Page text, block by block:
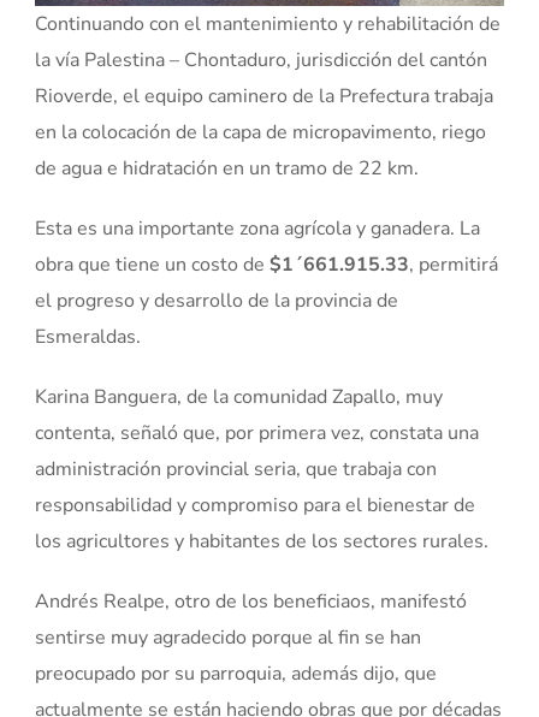
Continuando con el mantenimiento y rehabilitación de
la vía Palestina – Chontaduro, jurisdicción del cantón
Rioverde, el equipo caminero de la Prefectura trabaja
en la colocación de la capa de micropavimento, riego
de agua e hidratación en un tramo de 22 km.
Esta es una importante zona agrícola y ganadera. La
obra que tiene un costo de$1´661.915.33, permitirá
el progreso y desarrollo de la provincia de
Esmeraldas.
Karina Banguera, de la comunidad Zapallo, muy
contenta, señaló que, por primera vez, constata una
administración provincial seria, que trabaja con
responsabilidad y compromiso para el bienestar de
los agricultores y habitantes de los sectores rurales.
Andrés Realpe, otro de los beneficiaos, manifestó
sentirse muy agradecido porque al fin se han
preocupado por su parroquia, además dijo, que
actualmente se están haciendo obras que por décadas